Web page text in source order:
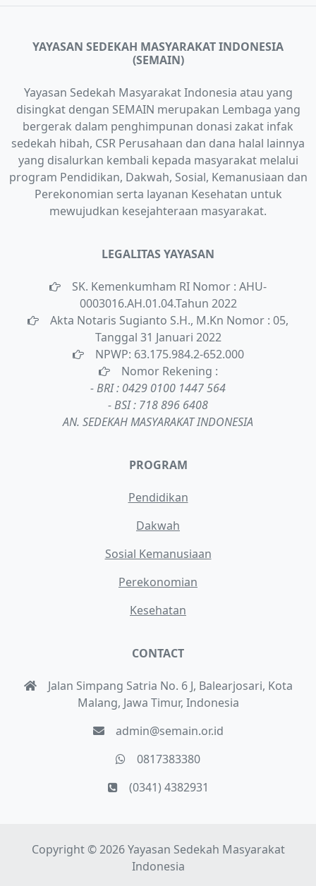
YAYASAN SEDEKAH MASYARAKAT INDONESIA
(SEMAIN)
Yayasan Sedekah Masyarakat Indonesia atau yang
disingkat dengan SEMAIN merupakan Lembaga yang
bergerak dalam penghimpunan donasi zakat infak
sedekah hibah, CSR Perusahaan dan dana halal lainnya
yang disalurkan kembali kepada masyarakat melalui
program Pendidikan, Dakwah, Sosial, Kemanusiaan dan
Perekonomian serta layanan Kesehatan untuk
mewujudkan kesejahteraan masyarakat.
LEGALITAS YAYASAN
SK. Kemenkumham RI Nomor : AHU-
0003016.AH.01.04.Tahun 2022
Akta Notaris Sugianto S.H., M.Kn Nomor : 05,
Tanggal 31 Januari 2022
NPWP: 63.175.984.2-652.000
Nomor Rekening :
- BRI : 0429 0100 1447 564
- BSI : 718 896 6408
AN. SEDEKAH MASYARAKAT INDONESIA
PROGRAM
Pendidikan
Dakwah
Sosial Kemanusiaan
Perekonomian
Kesehatan
CONTACT
Jalan Simpang Satria No. 6 J, Balearjosari, Kota
Malang, Jawa Timur, Indonesia
admin@semain.or.id
0817383380
(0341) 4382931
Copyright © 2026 Yayasan Sedekah Masyarakat
Indonesia